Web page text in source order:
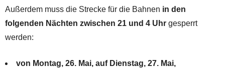
Außerdem muss die Strecke für die Bahnen in den
folgenden Nächten zwischen 21 und 4 Uhr gesperrt
werden:
von Montag, 26. Mai, auf Dienstag, 27. Mai,